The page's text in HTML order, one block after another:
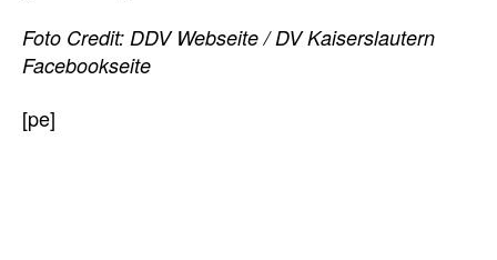
Foto Credit: DDV Webseite / DV Kaiserslautern
Facebookseite
[pe]